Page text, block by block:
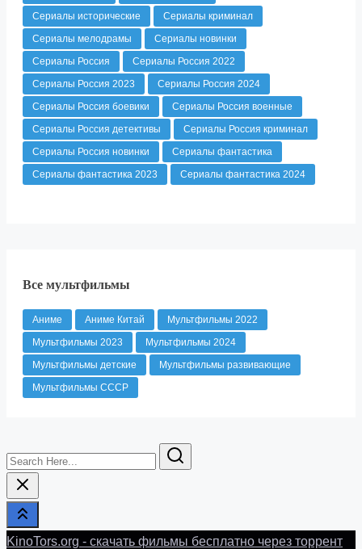
Сериалы исторические
Сериалы криминал
Сериалы мелодрамы
Сериалы новинки
Сериалы Россия
Сериалы Россия 2022
Сериалы Россия 2023
Сериалы Россия 2024
Сериалы Россия боевики
Сериалы Россия военные
Сериалы Россия детективы
Сериалы Россия криминал
Сериалы Россия новинки
Сериалы фантастика
Сериалы фантастика 2023
Сериалы фантастика 2024
Все мультфильмы
Аниме Аниме Китай
Мультфильмы 2022
Мультфильмы 2023
Мультфильмы 2024
Мультфильмы детские
Мультфильмы развивающие
Мультфильмы СССР
Search
Here...
KinoTors.org - скачать фильмы бесплатно через торрент